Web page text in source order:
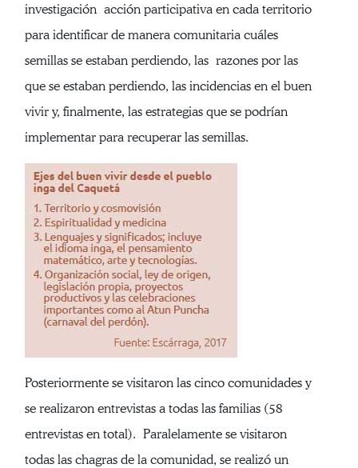
investigación acción participativa en cada territorio
para identificar de manera comunitaria cuáles
semillas se estaban perdiendo, las razones por las
que se estaban perdiendo, las incidencias en el buen
vivir y, finalmente, las estrategias que se podrían
implementar para recuperar las semillas.
Posteriormente se visitaron las cinco comunidades y
se realizaron entrevistas a todas las familias (58
entrevistas en total). Paralelamente se visitaron
todas las chagras de la comunidad, se realizó un